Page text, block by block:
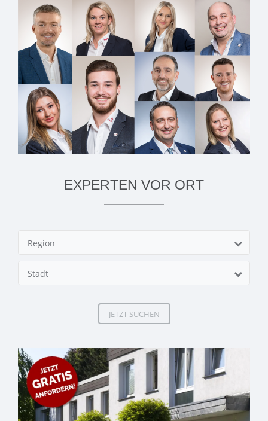
EXPERTEN VOR ORT
Region
Stadt
JETZT SUCHEN